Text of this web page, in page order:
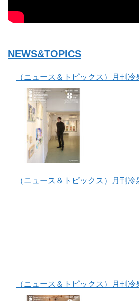
NEWS&TOPICS
（ニュース＆トピックス）月刊
（ニュース＆トピックス）月刊
（ニュース＆トピックス）月刊